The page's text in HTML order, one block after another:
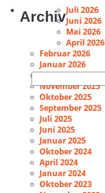
Suchen
nach:
ArchivJuli 2026
Juni 2026
Mai 2026
April 2026
Februar 2026
Januar 2026
Dezember 2025
November 2025
Oktober 2025
September 2025
Juli 2025
Juni 2025
Januar 2025
Oktober 2024
April 2024
Januar 2024
Oktober 2023